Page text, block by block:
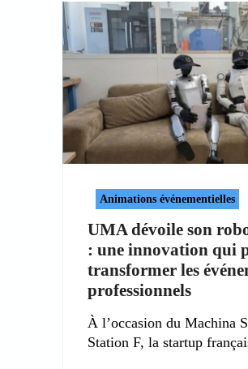
Animations événementielles
UMA dévoile son
: une innovation qui
transformer les
professionnels
À l’occasion du Machina
Station F, la startup